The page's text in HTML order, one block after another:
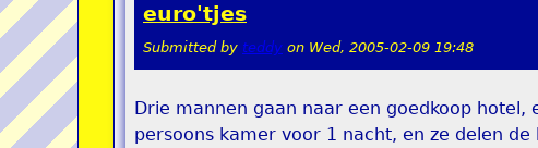
euro'tjes
Submitted by teddy on Wed, 2005-02-09 19:48
Drie mannen gaan naar een goedkoop
persoons kamer voor 1 nacht, en ze delen